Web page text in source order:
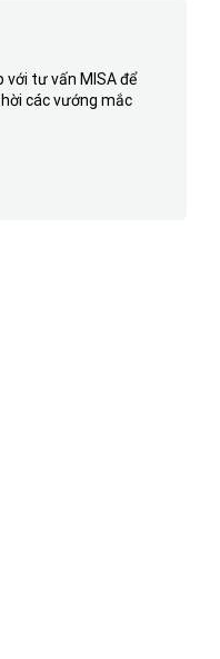
với tư vấn MISA để
các vướng mắc